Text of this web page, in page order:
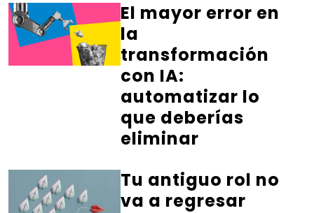
El mayor error en
la
transformación
con IA:
automatizar lo
que deberías
eliminar
Tu antiguo rol no
va a regresar